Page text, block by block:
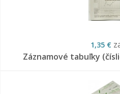
1,35 €
Záznamové tabuľky